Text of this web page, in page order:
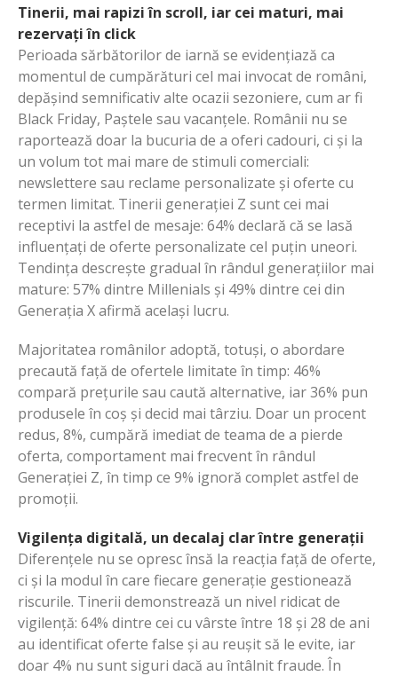
Tinerii, mai rapizi în scroll, iar cei maturi, mai
rezervați în click
Perioada sărbătorilor de iarnă se evidențiază ca
momentul de cumpărături cel mai invocat de români,
depășind semnificativ alte ocazii sezoniere, cum ar fi
Black Friday, Paștele sau vacanțele. Românii nu se
raportează doar la bucuria de a oferi cadouri, ci și la
un volum tot mai mare de stimuli comerciali:
newslettere sau reclame personalizate și oferte cu
termen limitat. Tinerii generației Z sunt cei mai
receptivi la astfel de mesaje: 64% declară că se lasă
influențați de oferte personalizate cel puțin uneori.
Tendința descrește gradual în rândul generațiilor mai
mature: 57% dintre Millenials și 49% dintre cei din
Generația X afirmă același lucru.
Majoritatea românilor adoptă, totuși, o abordare
precaută față de ofertele limitate în timp: 46%
compară prețurile sau caută alternative, iar 36% pun
produsele în coș și decid mai târziu. Doar un procent
redus, 8%, cumpără imediat de teama de a pierde
oferta, comportament mai frecvent în rândul
Generației Z, în timp ce 9% ignoră complet astfel de
promoții.
Vigilența digitală, un decalaj clar între generații
Diferențele nu se opresc însă la reacția față de oferte,
ci și la modul în care fiecare generație gestionează
riscurile. Tinerii demonstrează un nivel ridicat de
vigilență: 64% dintre cei cu vârste între 18 și 28 de ani
au identificat oferte false și au reușit să le evite, iar
doar 4% nu sunt siguri dacă au întâlnit fraude. În